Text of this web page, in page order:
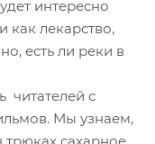
интересно
как лекарство,
есть ли реки в
читателей с
Мы узнаем,